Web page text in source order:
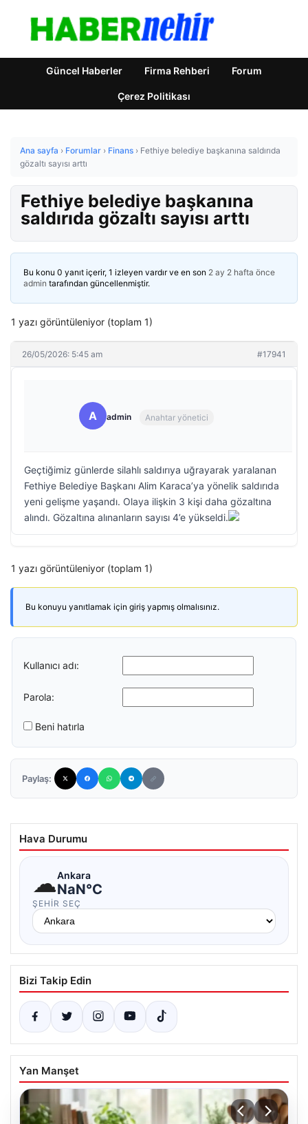
Güncel Haberler Firma Rehberi Forum
Çerez Politikası
Ana sayfa › Forumlar › Finans › Fethiye belediye başkanına saldırıda
gözaltı sayısı arttı
Fethiye belediye başkanına
saldırıda gözaltı sayısı arttı
Bu konu 0 yanıt içerir, 1 izleyen vardır ve en son 2 ay 2 hafta önce
admin tarafından güncellenmiştir.
1 yazı görüntüleniyor (toplam 1)
26/05/2026: 5:45 am #17941
A admin Anahtar yönetici
Geçtiğimiz günlerde silahlı saldırıya uğrayarak yaralanan
Fethiye Belediye Başkanı Alim Karaca’ya yönelik saldırıda
yeni gelişme yaşandı. Olaya ilişkin 3 kişi daha gözaltına
alındı. Gözaltına alınanların sayısı 4’e yükseldi.
1 yazı görüntüleniyor (toplam 1)
Bu konuyu yanıtlamak için giriş yapmış olmalısınız.
Kullanıcı adı:
Parola:
Beni hatırla
Paylaş:
Hava Durumu
☁Ankara
NaN°C
ŞEHIR SEÇ
Bizi Takip Edin
Yan Manşet